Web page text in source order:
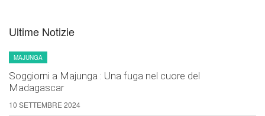
Ultime Notizie
MAJUNGA
Soggiorni a Majunga : Una fuga nel cuore del
Madagascar
10 SETTEMBRE 2024